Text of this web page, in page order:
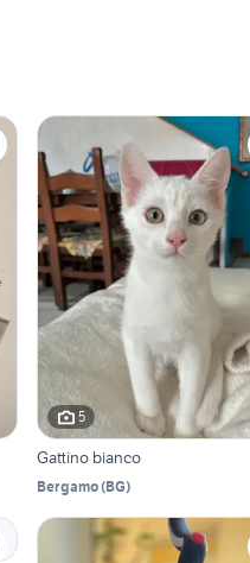
5
Gattino bianco
Bergamo(BG)